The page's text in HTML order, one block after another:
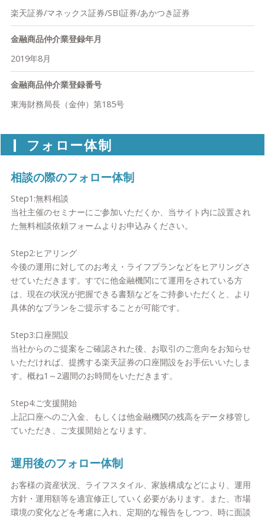
楽天証券/マネックス証券/SBI証券/あかつき証券
金融商品仲介業登録年月
2019年8月
金融商品仲介業登録番号
東海財務局長（金仲）第185号
フォロー体制
相談の際のフォロー体制
Step1:無料相談
当社主催のセミナーにご参加いただくか、当サイト内に設置され
た無料相談依頼フォームよりお申込みください。
Step2:ヒアリング
今後の運用に対してのお考え・ライフプランなどをヒアリングさ
せていただきます。すでに他金融機関にて運用をされている方
は、現在の状況が把握できる書類などをご持参いただくと、より
具体的なプランをご提示することが可能です。
Step3:口座開設
当社からのご提案をご確認された後、お取引のご意向をお知らせ
いただければ、提携する楽天証券の口座開設をお手伝いいたしま
す。概ね1～2週間のお時間をいただきます。
Step4:ご支援開始
上記口座へのご入金、もしくは他金融機関の残高をデータ移管し
ていただき、ご支援開始となります。
運用後のフォロー体制
お客様の資産状況、ライフスタイル、家族構成などにより、運用
方針・運用額等を適宜修正していく必要があります。また、市場
環境の変化などを考慮に入れ、定期的な報告をしつつ、時に面談